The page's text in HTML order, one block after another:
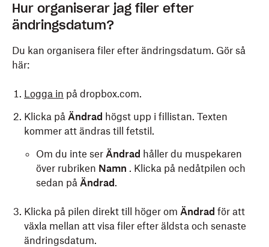
eller Finder (Mac).
Högerklicka på filen eller mappen och
väljEgenskaper för Windows ellerHämta info för
Mac.
Obs!Dropbox för mobila enheter visar
ändringsdatum för filer men inte för mappar.
iOS:
Öppna Dropbox-applikationen.
Tryck på Filer.
Ändringsdatumet visas under filnamnet.
Android:
Öppna Dropbox-applikationen.
Hur organiserar jag filer efter
ändringsdatum?
Du kan organisera filer efter ändringsdatum. Gör så
här:
Logga in på dropbox.com.
Klicka på Ändrad högst upp i fillistan. Texten
kommer att ändras till fetstil.
Om du inte ser Ändrad håller du muspekaren
över rubriken Namn . Klicka på nedåtpilen och
sedan på Ändrad .
Klicka på pilen direkt till höger om Ändrad för att
växla mellan att visa filer efter äldsta och senaste
ändringsdatum.